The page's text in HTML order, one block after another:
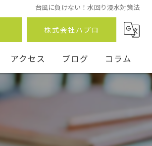
台風に負けない！水回り浸水対策法
株式会社ハプロ
アクセス ブログ コラム